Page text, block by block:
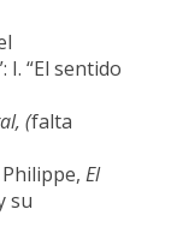
I. “El sentido
(falta
El
su